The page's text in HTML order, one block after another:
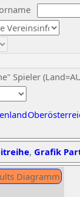
Spieler
, Grafik